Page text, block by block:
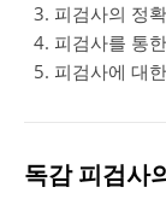
피검사의 정
피검사를 통
피검사에 대
독감 피검사